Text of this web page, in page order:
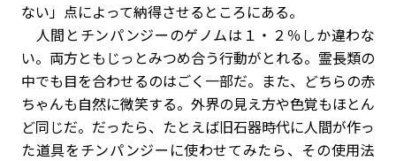
ない」点によって納得させるところにある。
人間とチンパンジーのゲノムは１・２％しか違わな
い。両方ともじっとみつめ合う行動がとれる。霊長類の
中でも目を合わせるのはごく一部だ。また、どちらの赤
ちゃんも自然に微笑する。外界の見え方や色覚もほとん
ど同じだ。だったら、たとえば旧石器時代に人間が作っ
た道具をチンパンジーに使わせてみたら、その使用法